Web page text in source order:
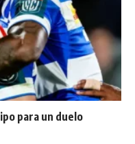
para un duelo